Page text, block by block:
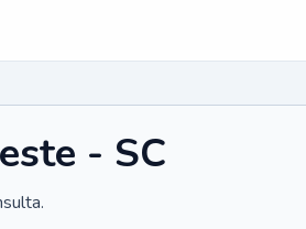
- SC